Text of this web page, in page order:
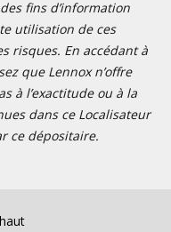
fins d’information
utilisation de ces
risques. En accédant à
que Lennox n’offre
à l’exactitude ou à la
dans ce Localisateur
ce dépositaire.